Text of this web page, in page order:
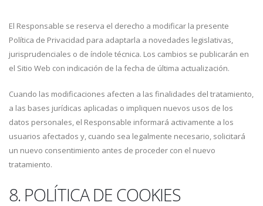
El Responsable se reserva el derecho a modificar la presente
Política de Privacidad para adaptarla a novedades legislativas,
jurisprudenciales o de índole técnica. Los cambios se publicarán en
el Sitio Web con indicación de la fecha de última actualización.
Cuando las modificaciones afecten a las finalidades del tratamiento,
a las bases jurídicas aplicadas o impliquen nuevos usos de los
datos personales, el Responsable informará activamente a los
usuarios afectados y, cuando sea legalmente necesario, solicitará
un nuevo consentimiento antes de proceder con el nuevo
tratamiento.
8. POLÍTICA DE COOKIES